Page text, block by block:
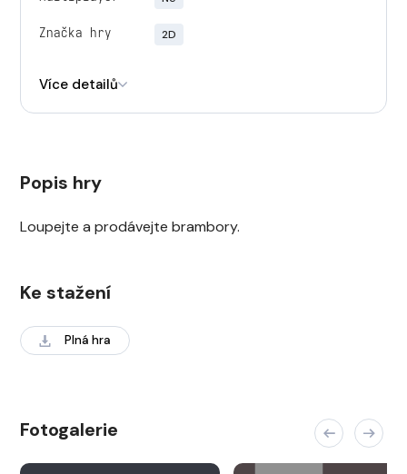
Značka hry 2D
Více detailů
Popis hry
Loupejte a prodávejte brambory.
Ke stažení
Plná hra
Fotogalerie